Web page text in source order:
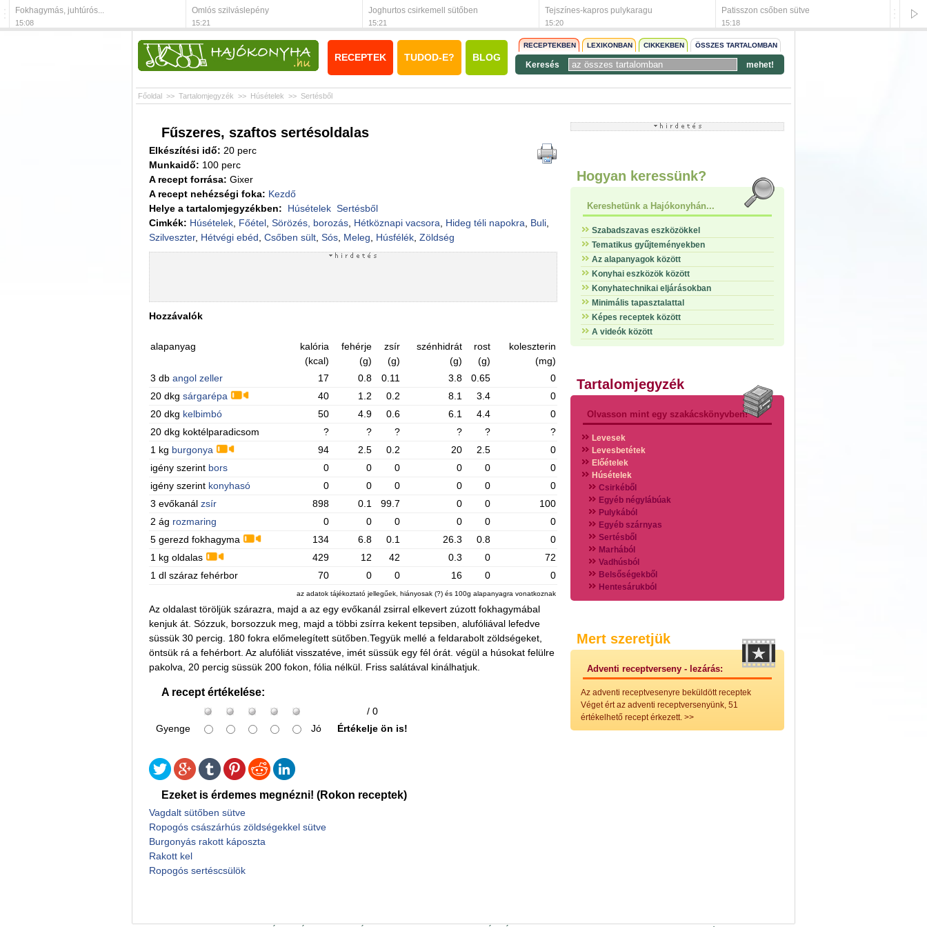
Fokhagymás, juhtúrós...
15:08
Omlós szilváslepény
15:21
Joghurtos csirkemell sütőben
15:21
Tejszínes-kapros pulykaragu
15:20
Patisszon csőben sütve
15:18
RECEPTEK TUDOD-E? BLOG
RECEPTEKBEN LEXIKONBAN CIKKEKBEN ÖSSZES TARTALOMBAN
Keresés mehet!
Főoldal >> Tartalomjegyzék >> Húsételek >> Sertésből
Fűszeres, szaftos sertésoldalas
Elkészítési idő: 20 perc
Munkaidő: 100 perc
A recept forrása: Gixer
A recept nehézségi foka: Kezdő
Helye a tartalomjegyzékben:
Húsételek Sertésből
Cimkék: Húsételek, Főétel, Sörözés, borozás, Hétköznapi vacsora Hideg téli napokra Buli,
Szilveszter, Hétvégi ebéd Csőben sült, Sós, Meleg Húsfélék, Zöldség
Hozzávalók
alapanyag
kalória
(kcal)
fehérje
(g)
zsír
(g)
szénhidrát
(g)
rost
(g)
koleszterin
(mg)
3 db angol zeller 17 0.8 0.11 3.8 0.65
0
20 dkg sárgarépa 40 1.2 0.2 8.1 3.4
0
20 dkg kelbimbó 50 4.9 0.6 6.1 4.4
0
20 dkg koktélparadicsom
? ? ? ? ?
?
1 kg burgonya 94 2.5 0.2 20 2.5
0
igény szerint bors 0 0 0 0 0
0
igény szerint konyhasó 0 0 0 0 0
0
3 evőkanál zsír 898 0.1 99.7 0 0
100
2 ág rozmaring 0 0 0 0 0
0
5 gerezd fokhagyma
134 6.8 0.1 26.3 0.8
0
1 kg oldalas
429 12 42 0.3 0
72
1 dl száraz fehérbor
70 0 0 16 0 0
az adatok tájékoztató jellegűek, hiányosak (?) és 100g alapanyagra vonatkoznak
Az oldalast töröljük szárazra, majd a az egy evőkanál zsirral elkevert zúzott fokhagymábal
kenjuk át. Sózzuk, borsozzuk meg, majd a többi zsírra kekent tepsiben, alufóliával lefedve
süssük 30 percig. 180 fokra előmelegített sütőben.Tegyük mellé a feldarabolt zöldségeket,
öntsük rá a fehérbort. Az alufóliát visszatéve, imét süssük egy fél órát. végül a húsokat felülre
pakolva, 20 percig süssük 200 fokon, fólia nélkül. Friss salátával kinálhatjuk.
A recept értékelése:
/ 0
Gyenge
Jó Értékelje ön is!
Ezeket is érdemes megnézni! (Rokon receptek)
Vagdalt sütőben sütve
Ropogós császárhús zöldségekkel sütve
Burgonyás rakott káposzta
Rakott kel
Ropogós sertéscsülök
Hogyan keressünk?
Kereshetünk a Hajókonyhán...
Szabadszavas eszközökkel
Tematikus gyűjteményekben
Az alapanyagok között
Konyhai eszközök között
Konyhatechnikai eljárásokban
Minimális tapasztalattal
Képes receptek között
A videók között
Tartalomjegyzék
Olvasson mint egy szakácskönyvben!
Levesek
Levesbetétek
Előételek
Húsételek
Csirkéből
Egyéb négylábúak
Pulykából
Egyéb szárnyas
Sertésből
Marhából
Vadhúsból
Belsőségekből
Hentesárukból
Vadszárnyasokból
Halak
Hidegvérűek
Klasszikus főzelékek
Zöldséges ételek
Saláták
Hidegkonyhai készítmények
Mert szeretjük
Adventi receptverseny - lezárás:
Az adventi receptvesenyre beküldött receptek
Véget ért az adventi receptversenyünk, 51
értékelhető recept érkezett.>>